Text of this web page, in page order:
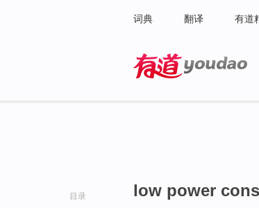
词典 翻译 有道
目录 low power